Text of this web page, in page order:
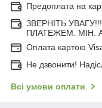
Предоплата на
ЗВЕРНІТЬ
ПЛАТЕЖЕМ. МІН.
Оплата картою
Не дзвонити!
Всі умови оплати